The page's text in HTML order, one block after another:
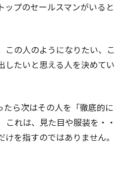
ップのセールスマンがいると
この人のようになりたい、こ
したいと思える人を決めてい
たら次はその人を「徹底的に
これは、見た目や服装を・・
を指すのではありません。